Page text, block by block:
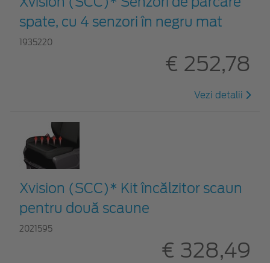
spate, cu 4 senzori în negru mat
1935220
€ 252,78
Vezi detalii
Xvision (SCC)* Kit încălzitor scaun
pentru două scaune
2021595
€ 328,49